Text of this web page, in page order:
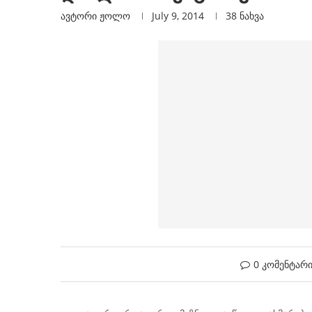
ავტორი Ჟოლო July 9, 2014 38 ნახვა
0